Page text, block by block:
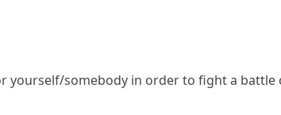
yourself/somebody in order to fight a battle